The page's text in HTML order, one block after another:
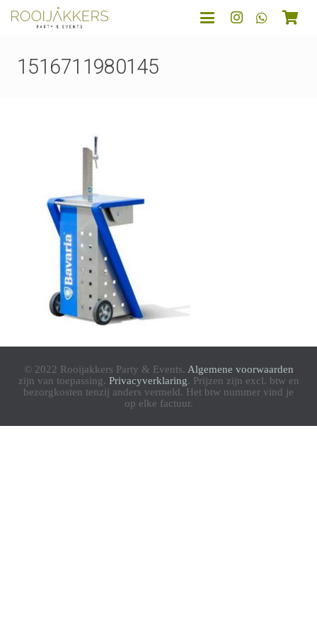
1516711980145
© 2022 Rooijakkers Party & Events. Algemene voorwaarden
zijn van toepassing. Privacyverklaring. Prijzen zijn excl. btw en
bezorgkosten tenzij anders vermeld. Het btw nummer vind je
op elke factuur.